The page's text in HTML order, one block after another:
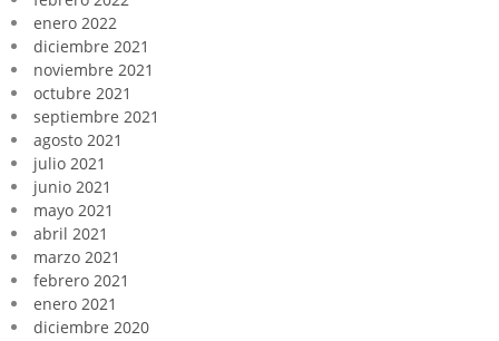
enero 2022
diciembre 2021
noviembre 2021
octubre 2021
septiembre 2021
agosto 2021
julio 2021
junio 2021
mayo 2021
abril 2021
marzo 2021
febrero 2021
enero 2021
diciembre 2020